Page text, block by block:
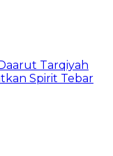
Tarqiyah
Spirit Tebar